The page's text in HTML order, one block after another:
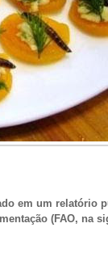
em um relatório
(FAO, na